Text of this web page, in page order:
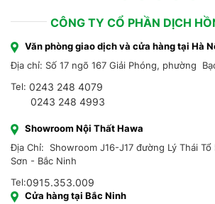
Văn phòng giao dịch và cửa hàng tại Hà
Địa chỉ: Số 17 ngõ 167 Giải Phóng, phường
0243 248 4079
Showroom Nội Thất Hawa
Địa Chỉ: Showroom J16-J17 đường Lý Thái Tổ
Sơn - Bắc Ninh
Tel:0915.353.009